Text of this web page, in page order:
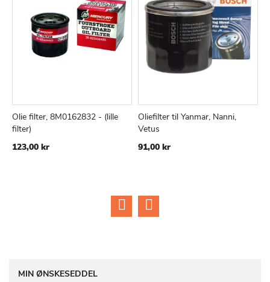
Læg i kurv
TILFØJ
SAMMENLIGN
Olie filter, 8M0162832 - (lille
filter)
123,00 kr
Læg i kurv
TILFØJ
Oliefilter til Yanmar, Nanni,
Vetus
91,00 kr
MIN ØNSKESEDDEL